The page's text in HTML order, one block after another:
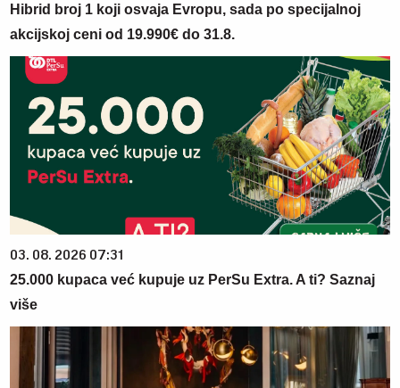
Hibrid broj 1 koji osvaja Evropu, sada po specijalnoj
akcijskoj ceni od 19.990€ do 31.8.
03. 08. 2026 07:31
25.000 kupaca već kupuje uz PerSu Extra. A ti? Saznaj
više